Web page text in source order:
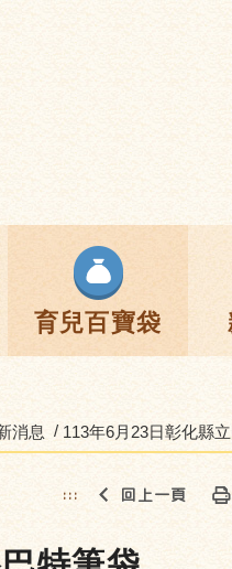
育兒百寶袋
消息 113年6月23日彰化縣
::: 回上一頁